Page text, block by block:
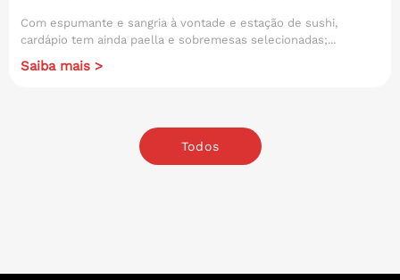
Com espumante e sangria à vontade e estação de sushi,
cardápio tem ainda paella e sobremesas selecionadas;...
Saiba mais >
Todos